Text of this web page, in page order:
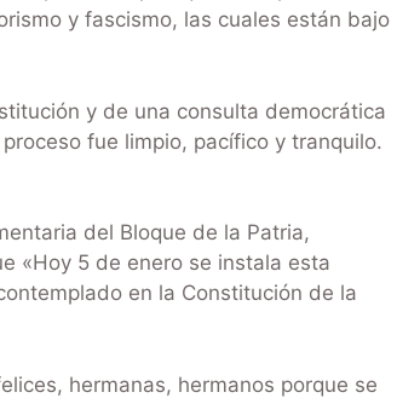
y fascismo, las cuales están bajo
y de una consulta democrática
fue limpio, pacífico y tranquilo.
del Bloque de la Patria,
«Hoy 5 de enero se instala esta
en la Constitución de la
hermanas, hermanos porque se